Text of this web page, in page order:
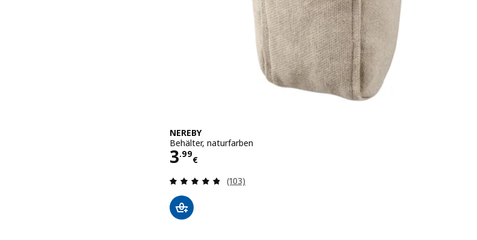
NEREBY
Behälter, naturfarben
3.99
€
Preis 3.99€
Bewertungen: 4.8 von 5 Sternen. Bewertungen insgesamt:
(103)